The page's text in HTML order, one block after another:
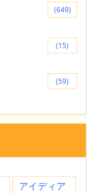
(649)
(15)
(59)
アイディア